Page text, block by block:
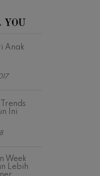
YOU
Anak
Ini
Week
Lebih